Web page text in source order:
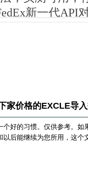
家价格的EXCLE导
好的习惯。仅供参考。
后能继续为您所用，这个